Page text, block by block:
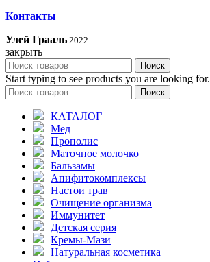
Контакты
Улей Грааль 2022
закрыть
Поиск
Start typing to see products you are looking for.
Поиск
КАТАЛОГ
Мед
Прополис
Маточное молочко
Бальзамы
Апифитокомплексы
Настои трав
Очищение организма
Иммунитет
Детская серия
Кремы-Мази
Натуральная косметика